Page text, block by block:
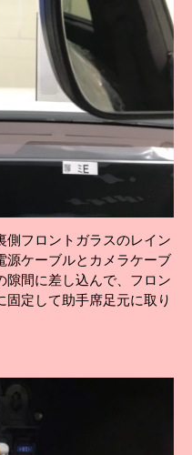
側フロントガラスのレイン
源ケーブルとカメラケーブ
隙間に差し込んで、フロン
固定して助手席足元に取り